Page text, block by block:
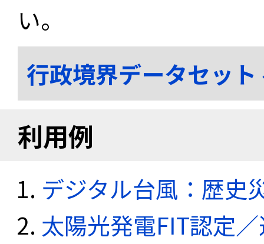
い。
行政境界データセッ
利用例
デジタル台風：歴史
太陽光発電FIT認定